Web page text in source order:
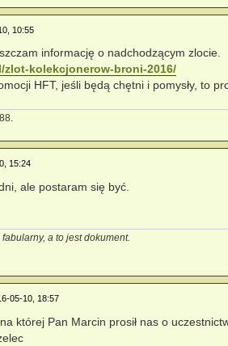
10:55
informację o nadchodzącym zlocie.
kolekcjonerow-broni-2016/
HFT, jeśli będą chętni i pomysły, to
15:24
ale postaram się być.
a to jest dokument.
05-10, 18:57
której Pan Marcin prosił nas o